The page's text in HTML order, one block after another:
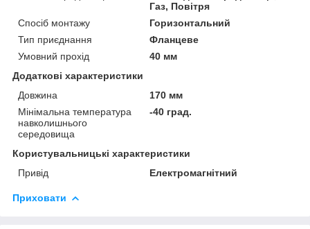
Газ, Повітря
Спосіб монтажу
Горизонтальний
Тип приєднання
Фланцеве
Умовний прохід
40 мм
Додаткові характеристики
Довжина
170 мм
Мінімальна температура
навколишнього
середовища
-40 град.
Користувальницькі характеристики
Привід
Електромагнітний
Приховати